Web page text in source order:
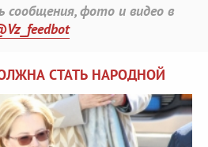
фото и видео в
СТАТЬ НАРОДНОЙ